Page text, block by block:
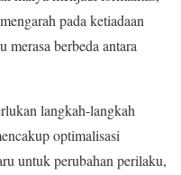
pada ketiadaan
berbeda antara
langkah-langkah
optimalisasi
untuk perubahan perilaku,